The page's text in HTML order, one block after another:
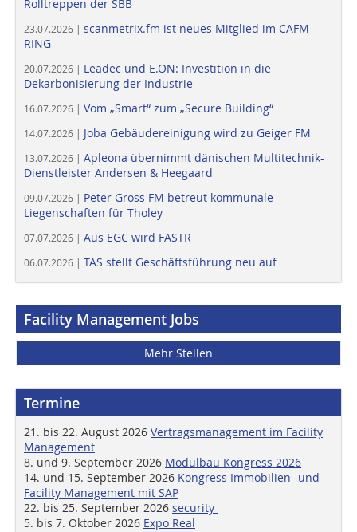
Rolltreppen der SBB
23.07.2026 | scanmetrix.fm ist neues Mitglied im CAFM
RING
20.07.2026 | Leadec und E.ON: Investition in die
Dekarbonisierung der Industrie
16.07.2026 | Vom „Smart“ zum „Secure Building“
14.07.2026 | Joba Gebäudereinigung wird zu Geiger FM
13.07.2026 | Apleona übernimmt dänischen Multitechnik-
Dienstleister Andersen & Heegaard
09.07.2026 | Peter Gross FM betreut kommunale
Liegenschaften für Tholey
07.07.2026 | Aus EGC wird FASTR
06.07.2026 | TAS stellt Geschäftsführung neu auf
Facility Management Jobs
Mehr Stellen
Termine
21. bis 22. August 2026 Vertragsmanagement im Facility
Management
8. und 9. September 2026 Modulbau Kongress 2026
14. und 15. September 2026 Kongress Immobilien- und
Facility Management mit SAP
22. bis 25. September 2026 security
5. bis 7. Oktober 2026 Expo Real